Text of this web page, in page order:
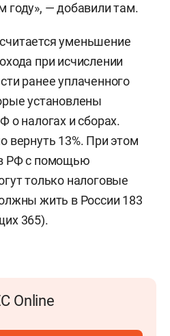
— добавили там.
уменьшение
при исчислении
ранее уплаченного
установлены
о налогах и сборах.
вернуть 13%. При этом
РФ с помощью
только налоговые
жить в России 183
365).
Online